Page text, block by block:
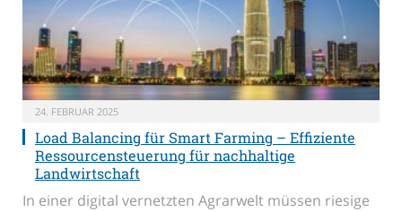
24. FEBRUAR 2025
Load Balancing für Smart Farming – Effiziente
Ressourcensteuerung für nachhaltige
Landwirtschaft
In einer digital vernetzten Agrarwelt müssen riesige